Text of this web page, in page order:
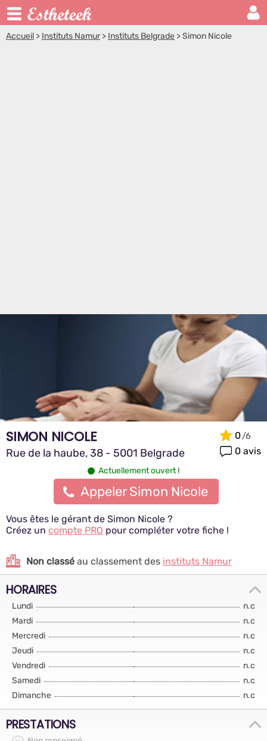
Accueil > Instituts Namur > Instituts Belgrade >Simon Nicole
SIMON NICOLE
Rue de la haube, 38 - 5001 Belgrade
0
0 avis
Actuellement ouvert !
Appeler Simon Nicole
Vous êtes le gérant de Simon Nicole ?
Créez un compte PRO pour compléter votre fiche !
Non classé au classement des instituts Namur
HORAIRES
Lundi
n.c
Mardi
n.c
Mercredi
n.c
Jeudi
n.c
Vendredi
n.c
Samedi
n.c
Dimanche
n.c
PRESTATIONS